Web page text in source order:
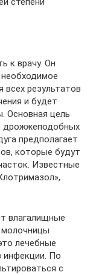
к врачу. Он
всех результатов
и будет
Основная цель
дрожжеподобных
предполагает
которые будут
Известные
влагалищные
молочницы
лечебные
инфекции. По
с